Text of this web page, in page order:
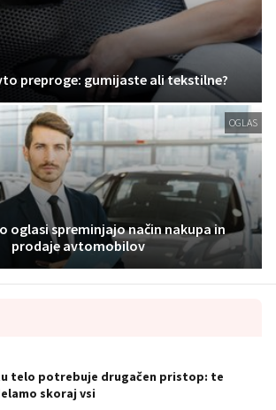
preproge: gumijaste ali tekstilne?
OGLAS
oglasi spreminjajo način nakupa in
prodaje avtomobilov
telo potrebuje drugačen pristop: te
skoraj vsi